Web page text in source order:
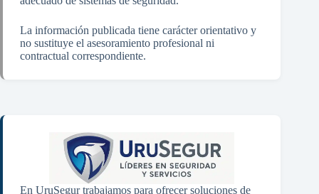
La información publicada tiene carácter orientativo y
no sustituye el asesoramiento profesional ni
contractual correspondiente.
En UruSegur trabajamos para ofrecer soluciones de